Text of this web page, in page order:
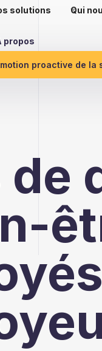
solutions Qui
propos
proactive de la
de